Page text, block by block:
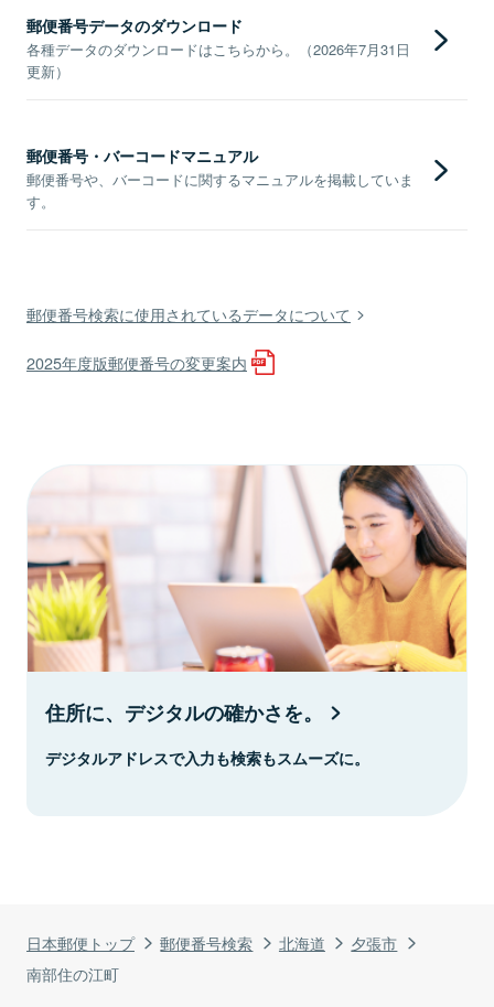
日本郵便トップ 郵便番号検索 北海道
夕張市
南部住の江町
郵便番号データのダウンロード
各種データのダウンロードはこちらから。（2026年7月31日
更新）
郵便番号・バーコードマニュアル
郵便番号や、バーコードに関するマニュアルを掲載していま
す。
郵便番号検索に使用されているデータについて
2025年度版郵便番号の変更案内
住所に、デジタルの確かさを。
デジタルアドレスで入力も検索もスムーズに。